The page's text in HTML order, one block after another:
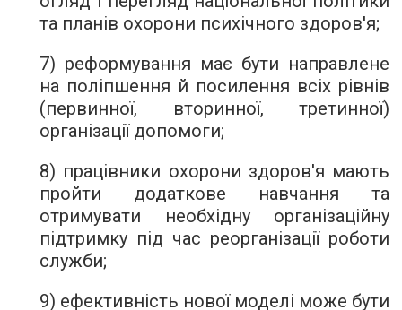
та планів охорони психічного здоров'я;
7) реформування має бути направлене
на поліпшення й посилення всіх рівнів
(первинної, вторинної, третинної)
організації допомоги;
8) працівники охорони здоров'я мають
пройти додаткове навчання та
отримувати необхідну організаційну
підтримку під час реорганізації роботи
служби;
9) ефективність нової моделі може бути